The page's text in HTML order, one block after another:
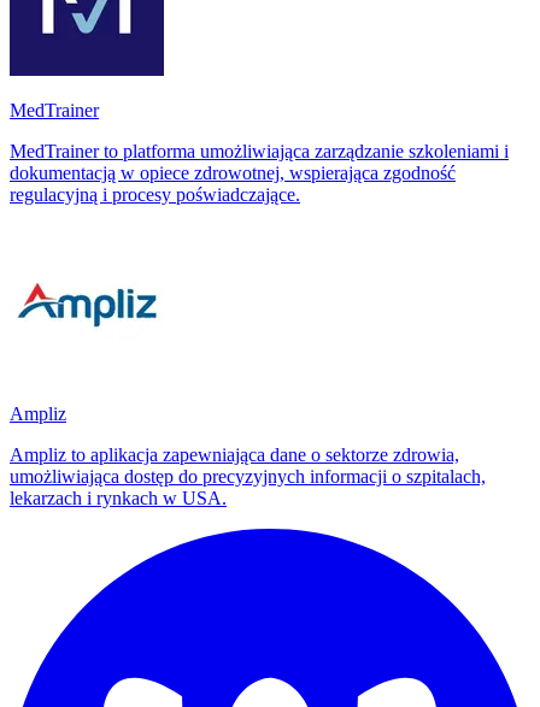
MedTrainer
MedTrainer to platforma umożliwiająca zarządzanie szkoleniami i
dokumentacją w opiece zdrowotnej, wspierająca zgodność
regulacyjną i procesy poświadczające.
Ampliz
Ampliz to aplikacja zapewniająca dane o sektorze zdrowia,
umożliwiająca dostęp do precyzyjnych informacji o szpitalach,
lekarzach i rynkach w USA.